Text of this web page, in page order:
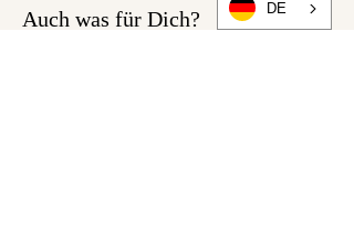
Auch was für Dich? DE